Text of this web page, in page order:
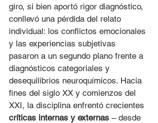
giro, si bien aportó rigor diagnóstico,
conllevó una pérdida del relato
individual: los conflictos emocionales
y las experiencias subjetivas
pasaron a un segundo plano frente a
diagnósticos categoriales y
desequilibrios neuroquímicos. Hacia
fines del siglo XX y comienzos del
XXI, la disciplina enfrentó crecientes
críticas internas y externas – desde